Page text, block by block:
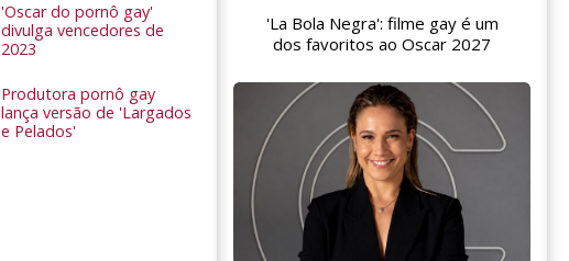
'Oscar do pornô gay'
divulga vencedores de
2023
Produtora pornô gay
lança versão de 'Largados
e Pelados'
'La Bola Negra': filme gay é um
dos favoritos ao Oscar 2027